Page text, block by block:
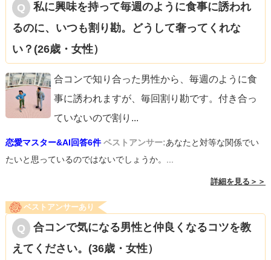
私に興味を持って毎週のように食事に誘われ
るのに、いつも割り勘。どうして奢ってくれな
い？(26歳・女性）
合コンで知り合った男性から、毎週のように食
事に誘われますが、毎回割り勘です。付き合っ
ていないので割り ...
恋愛マスター&AI回答6件 ベストアンサー:あなたと対等な関係でい
たいと思っているのではないでしょうか。...
詳細を見る＞＞
ベストアンサーあり
合コンで気になる男性と仲良くなるコツを教
えてください。(36歳・女性）